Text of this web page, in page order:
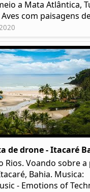
a Mata Atlântica,
com paisagens
de drone - Itacaré
Rios. Voando sobre
Bahia. Musica:
- Emotions of